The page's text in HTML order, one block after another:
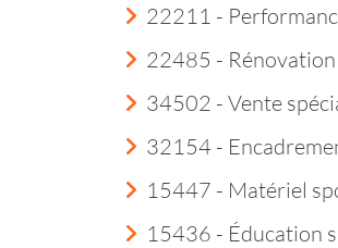
22211 -
22485 -
34502 - Vente
32154 -
15447 - Matériel
15436 - Éducation